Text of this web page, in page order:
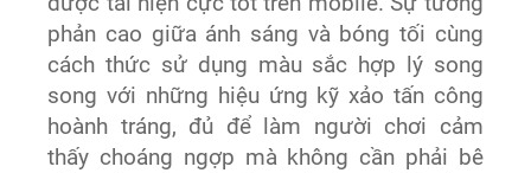
phản cao giữa ánh sáng và bóng tối cùng
cách thức sử dụng màu sắc hợp lý song
song với những hiệu ứng kỹ xảo tấn công
hoành tráng, đủ để làm người chơi cảm
thấy choáng ngợp mà không cần phải bê